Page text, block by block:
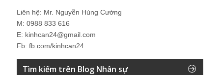
Liên hệ: Mr. Nguyễn Hùng Cường
M: 0988 833 616
E: kinhcan24@gmail.com
Fb: fb.com/kinhcan24
Tìm kiếm trên Blog Nhân sự